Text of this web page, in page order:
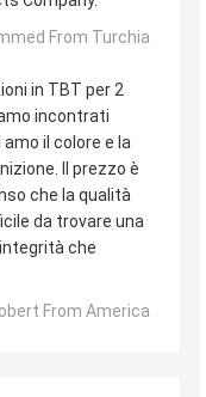
From Turchia
in TBT per 2
incontrati
il colore e la
Il prezzo è
che la qualità
da trovare una
che
From America